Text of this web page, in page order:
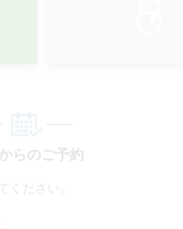
らのご予約
ください。